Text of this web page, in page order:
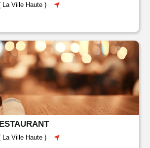
La Ville Haute )
La Ville Haute )